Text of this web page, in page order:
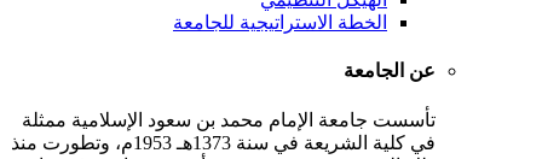
الخطة الاستراتيجية للجامعة
عن الجامعة
تأسست جامعة الإمام محمد بن سعود الإسلامية ممثلة
في كلية الشريعة في سنة 1373هـ 1953م، وتطورت منذ